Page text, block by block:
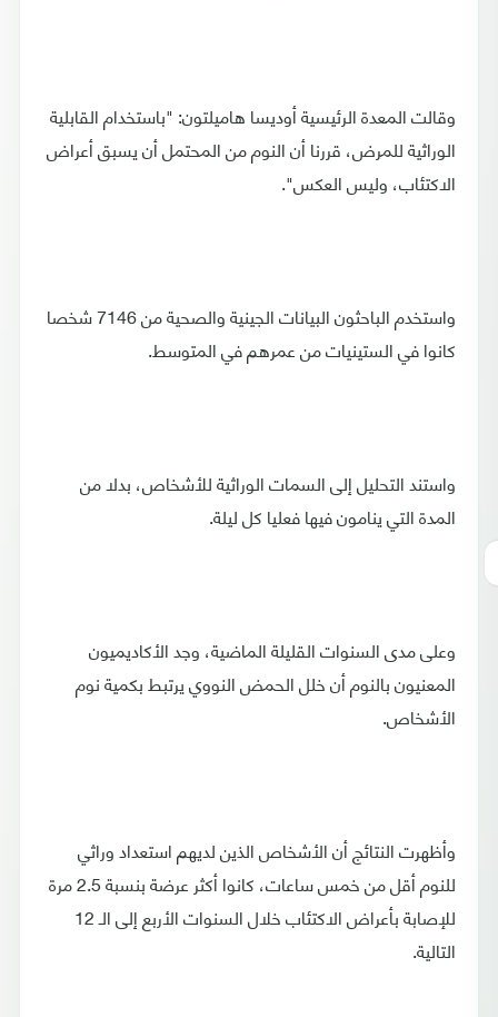
وقالت المعدة الرئيسية أوديسا هاميلتون: "باستخدام القابلية
الوراثية للمرض، قررنا أن النوم من المحتمل أن يسبق أعراض
الاكتئاب، وليس العكس".
واستخدم الباحثون البيانات الجينية والصحية من 7146 شخصا
كانوا في الستينيات من عمرهم في المتوسط.
واستند التحليل إلى السمات الوراثية للأشخاص، بدلا من
المدة التي ينامون فيها فعليا كل ليلة.
وعلى مدى السنوات القليلة الماضية، وجد الأكاديميون
المعنيون بالنوم أن خلل الحمض النووي يرتبط بكمية نوم
الأشخاص.
وأظهرت النتائج أن الأشخاص الذين لديهم استعداد وراثي
للنوم أقل من خمس ساعات، كانوا أكثر عرضة بنسبة 2.5 مرة
للإصابة بأعراض الاكتئاب خلال السنوات الأربع إلى الـ 12
التالية.